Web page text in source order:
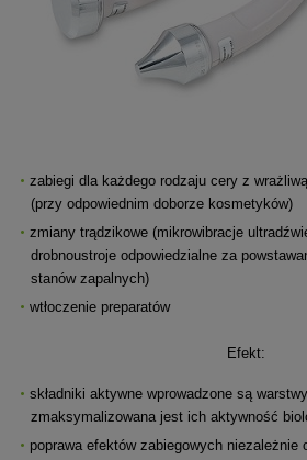
zabiegi dla każdego rodzaju cery z
(przy odpowiednim doborze kosmetyków)
zmiany trądzikowe (mikrowibracje
drobnoustroje odpowiedzialne za
stanów zapalnych)
wtłoczenie preparatów
Efekt:
składniki aktywne wprowadzone są
zmaksymalizowana jest ich aktywność
poprawa efektów zabiegowych niezależnie